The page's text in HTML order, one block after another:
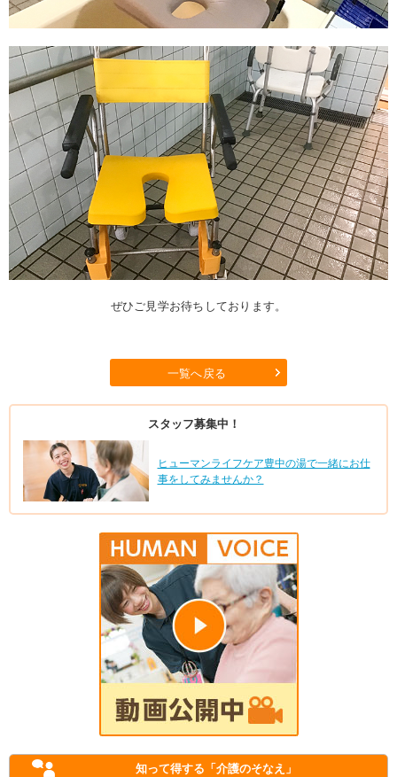
ぜひご見学お待ちしております。
一覧へ戻る
スタッフ募集中！
ヒューマンライフケア豊中の湯で一緒にお仕
事をしてみませんか？
知って得する 「介護のそなえ」